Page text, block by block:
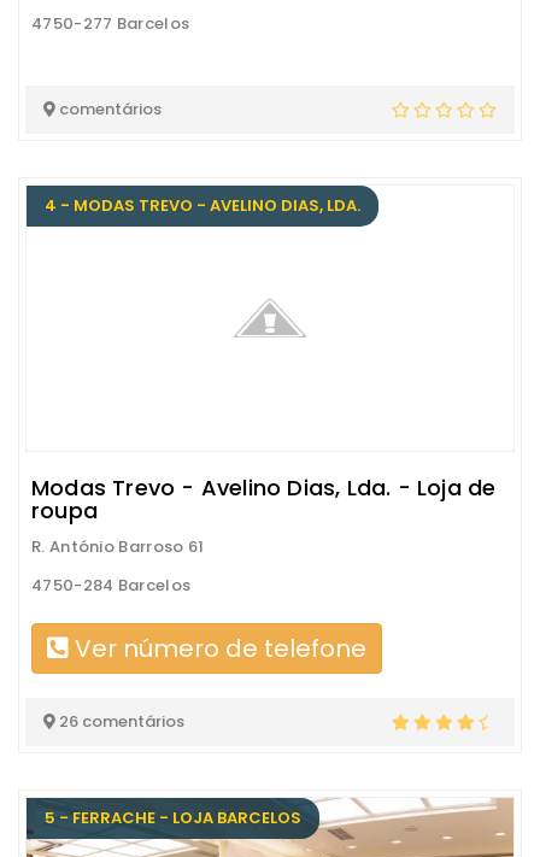
4750-277 Barcelos
comentários
4 - MODAS TREVO - AVELINO DIAS, LDA.
Modas Trevo - Avelino Dias, Lda. - Loja de
roupa
R. António Barroso 61
4750-284 Barcelos
Ver número de telefone
26 comentários
5 - FERRACHE - LOJA BARCELOS